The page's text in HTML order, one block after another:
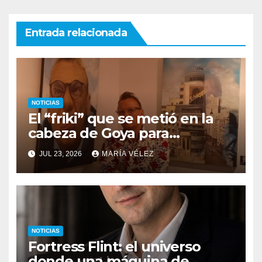
Entrada relacionada
NOTICIAS
El “friki” que se metió en la
cabeza de Goya para
descubrir qué esconden sus
monstruos
JUL 23, 2026 MARÍA VÉLEZ
NOTICIAS
Fortress Flint: el universo